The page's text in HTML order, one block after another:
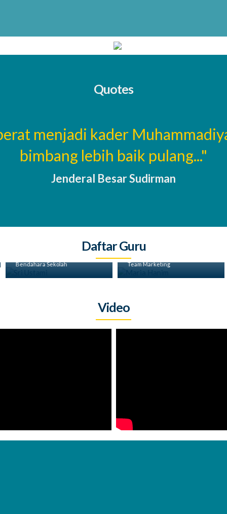
Quotes
menjadi kader
bimbang lebih baik pulang..."
Jenderal Besar Sudirman
Daftar Guru
Bendahara Sekolah Team Marketing
Video